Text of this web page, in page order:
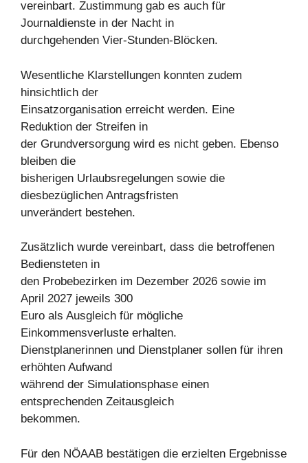
vereinbart. Zustimmung gab es auch für
Journaldienste in der Nacht in
durchgehenden Vier-Stunden-Blöcken.
Wesentliche Klarstellungen konnten zudem
hinsichtlich der
Einsatzorganisation erreicht werden. Eine
Reduktion der Streifen in
der Grundversorgung wird es nicht geben. Ebenso
bleiben die
bisherigen Urlaubsregelungen sowie die
diesbezüglichen Antragsfristen
unverändert bestehen.
Zusätzlich wurde vereinbart, dass die betroffenen
Bediensteten in
den Probebezirken im Dezember 2026 sowie im
April 2027 jeweils 300
Euro als Ausgleich für mögliche
Einkommensverluste erhalten.
Dienstplanerinnen und Dienstplaner sollen für ihren
erhöhten Aufwand
während der Simulationsphase einen
entsprechenden Zeitausgleich
bekommen.
Für den NÖAAB bestätigen die erzielten Ergebnisse